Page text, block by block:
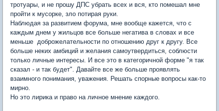
тротуары, и не прошу ДПС убрать всех и вся, кто помешал мне
пройти к мусорке, зло потирая руки.
Наблюдая за развитием форума, мне вообще кажется, что с
каждым днем у жильцов все больше негатива в словах и все
меньше доброжелательности по отношению друг к другу. Все
больше неких амбиций и желания самоутвердиться, соблюсти
только личные интересы. И все это в категоричной форме "я так
сказал - и так будет". Давайте все же больше проявлять
взаимного понимания, уважения. Решать спорные вопросы как-то
мирно.
Но это лирика и право на личное мнение каждого.